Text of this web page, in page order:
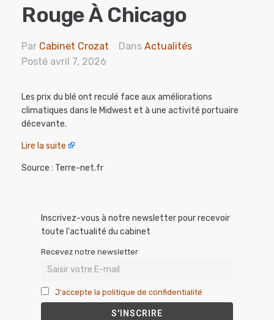
Rouge À Chicago
Par Cabinet Crozat Dans Actualités
Posté avril 7, 2026
Les prix du blé ont reculé face aux améliorations
climatiques dans le Midwest et à une activité portuaire
décevante.
Lire la suite
Source : Terre-net.fr
Inscrivez-vous à notre newsletter pour recevoir
toute l'actualité du cabinet
Recevez notre newsletter
J'accepte la politique de confidentialité